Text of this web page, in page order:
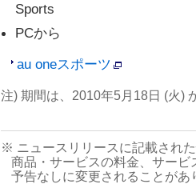
Sports
PCから
au oneスポーツ
注) 期間は、2010年5月18日 (火)
※ ニュースリリースに記載され
商品・サービスの料金、サー
予告なしに変更されることが